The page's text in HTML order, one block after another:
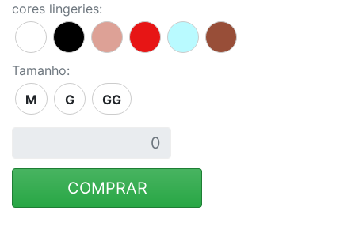
cores lingeries:
Tamanho:
M
G GG
COMPRAR